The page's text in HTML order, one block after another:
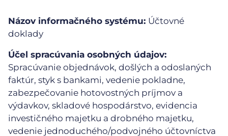
Názov informačného systému: Účtovné
doklady
Účel spracúvania osobných údajov:
Spracúvanie objednávok, došlých a odoslaných
faktúr, styk s bankami, vedenie pokladne,
zabezpečovanie hotovostných príjmov a
výdavkov, skladové hospodárstvo, evidencia
investičného majetku a drobného majetku,
vedenie jednoduchého/podvojného účtovníctva